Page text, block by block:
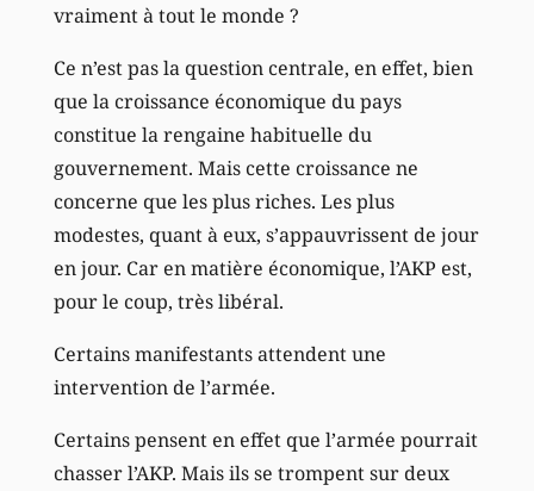
vraiment à tout le monde ?
Ce n’est pas la question centrale, en effet, bien
que la croissance économique du pays
constitue la rengaine habituelle du
gouvernement. Mais cette croissance ne
concerne que les plus riches. Les plus
modestes, quant à eux, s’appauvrissent de jour
en jour. Car en matière économique, l’AKP est,
pour le coup, très libéral.
Certains manifestants attendent une
intervention de l’armée.
Certains pensent en effet que l’armée pourrait
chasser l’AKP. Mais ils se trompent sur deux